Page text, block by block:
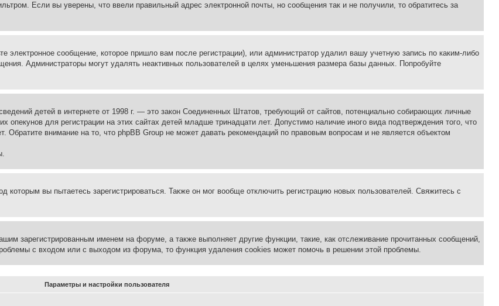
Если вы уверены, что ввели правильный адрес электронной почты, но сообщения так и не получили, то обратитесь за
электронное сообщение, которое пришло вам после регистрации), или администратор удалил вашу учетную запись по каким-либо
Администраторы могут удалять неактивных пользователей в целях уменьшения размера базы данных. Попробуйте
детей в интернете от 1998 г. — это закон Соединенных Штатов, требующий от сайтов, потенциально собирающих личные
для регистрации на этих сайтах детей младше тринадцати лет. Допустимо наличие иного вида подтверждения того, что
внимание на то, что phpBB Group не может давать рекомендаций по правовым вопросам и не является объектом
вы пытаетесь зарегистрироваться. Также он мог вообще отключить регистрацию новых пользователей. Свяжитесь с
зарегистрированным именем на форуме, а также выполняет другие функции, такие, как отслеживание прочитанных сообщений,
с входом или с выходом из форума, то функция удаления cookies может помочь в решении этой проблемы.
Параметры и настройки пользователя